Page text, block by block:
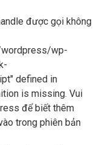
được gọi không
wp-
defined in
is missing. Vui
để biết thêm
trong phiên bản